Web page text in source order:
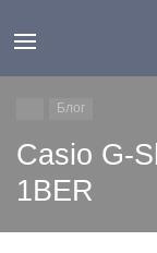
Блог
Casio G-
1BER